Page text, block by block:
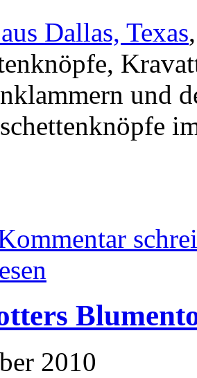
Dallas, Texas
und
2010